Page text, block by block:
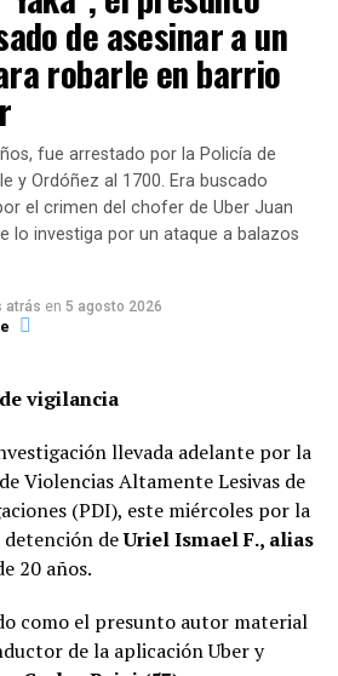
las agencias estatales que
se acogieron a una serie de
Así, se incluyen episodios con
permiten sostener, al menos de
que la agresión letal no fue
el presunto autor (u otra persona)
el evento que luego se
identifican los hechos «por
diferente a la directamente
más allá de que el ejecutor haya
vial residen en esa misma
de asesinar a un
robarle en barrio
fue arrestado por la Policía de
y Ordóñez al 1700. Era buscado
el crimen del chofer de Uber Juan
lo investiga por un ataque a balazos
atrás en 5 agosto 2026
vigilancia
llevada adelante por la
Violencias Altamente Lesivas de
(PDI), este miércoles por la
detención deUriel Ismael F., alias
20 años.
como el presunto autor material
de la aplicación Uber y